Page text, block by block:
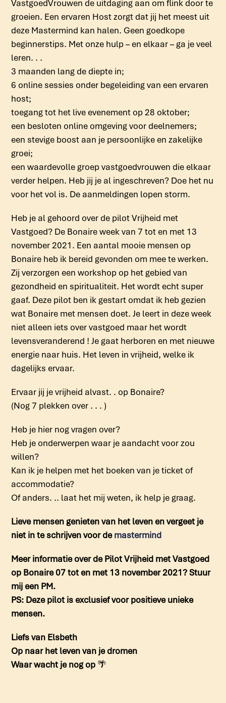
VastgoedVrouwen de uitdaging aan om flink door te
groeien. Een ervaren Host zorgt dat jij het meest uit
deze Mastermind kan halen. Geen goedkope
beginnerstips. Met onze hulp – en elkaar – ga je veel
leren. . .
3 maanden lang de diepte in;
6 online sessies onder begeleiding van een ervaren
host;
toegang tot het live evenement op 28 oktober;
een besloten online omgeving voor deelnemers;
een stevige boost aan je persoonlijke en zakelijke
groei;
een waardevolle groep vastgoedvrouwen die elkaar
verder helpen. Heb jij je al ingeschreven? Doe het nu
voor het vol is. De aanmeldingen lopen storm.
Heb je al gehoord over de pilot Vrijheid met
Vastgoed? De Bonaire week van 7 tot en met 13
november 2021. Een aantal mooie mensen op
Bonaire heb ik bereid gevonden om mee te werken.
Zij verzorgen een workshop op het gebied van
gezondheid en spiritualiteit. Het wordt echt super
gaaf. Deze pilot ben ik gestart omdat ik heb gezien
wat Bonaire met mensen doet. Je leert in deze week
niet alleen iets over vastgoed maar het wordt
levensveranderend ! Je gaat herboren en met nieuwe
energie naar huis. Het leven in vrijheid, welke ik
dagelijks ervaar.
Ervaar jij je vrijheid alvast. . op Bonaire?
(Nog 7 plekken over . . . )
Heb je hier nog vragen over?
Heb je onderwerpen waar je aandacht voor zou
willen?
Kan ik je helpen met het boeken van je ticket of
accommodatie?
Of anders. .. laat het mij weten, ik help je graag.
Lieve mensen genieten van het leven en vergeet je
niet in te schrijven voor demastermind
Meer informatie over de Pilot Vrijheid met Vastgoed
op Bonaire 07 tot en met 13 november 2021? Stuur
mij een PM.
PS: Deze pilot is exclusief voor positieve unieke
mensen.
Liefs van Elsbeth
Op naar het leven van je dromen
Waar wacht je nog op 🌴